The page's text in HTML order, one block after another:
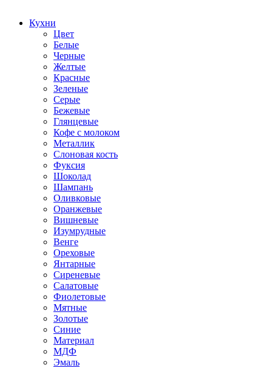
Кухни
Цвет
Белые
Черные
Желтые
Красные
Зеленые
Серые
Бежевые
Глянцевые
Кофе с молоком
Металлик
Слоновая кость
Фуксия
Шоколад
Шампань
Оливковые
Оранжевые
Вишневые
Изумрудные
Венге
Ореховые
Янтарные
Сиреневые
Салатовые
Фиолетовые
Мятные
Золотые
Синие
Материал
МДФ
Эмаль